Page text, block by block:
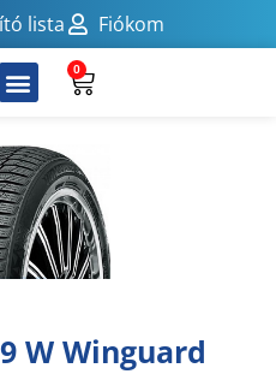
lista Fiókom
0
W Winguard